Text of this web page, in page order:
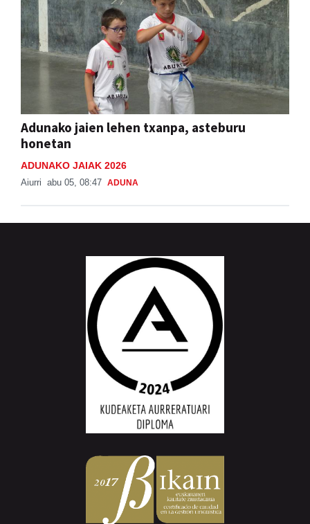
Adunako jaien lehen txanpa, asteburu
honetan
ADUNAKO JAIAK 2026
Aiurri abu 05, 08:47 ADUNA